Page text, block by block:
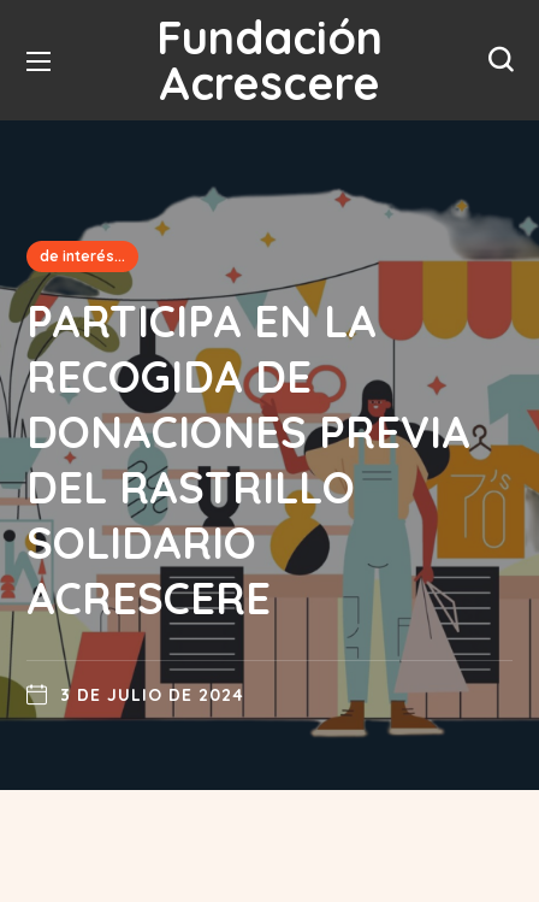
Fundación
Acrescere
de interés...
PARTICIPA EN LA
RECOGIDA DE
DONACIONES PREVIA
DEL RASTRILLO
SOLIDARIO
ACRESCERE
3 DE JULIO DE 2024